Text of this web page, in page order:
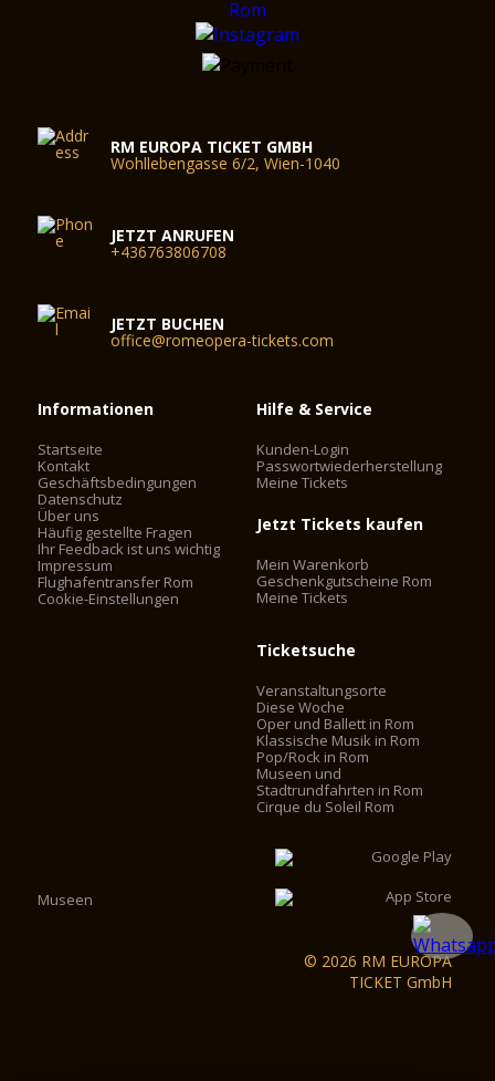
RM EUROPA TICKET GMBH
Wohllebengasse 6/2, Wien-1040
JETZT ANRUFEN
+436763806708
JETZT BUCHEN
office@romeopera-tickets.com
Informationen
Startseite
Kontakt
Geschäftsbedingungen
Datenschutz
Über uns
Häufig gestellte Fragen
Ihr Feedback ist uns wichtig
Impressum
Flughafentransfer Rom
Cookie-Einstellungen
Hilfe & Service
Kunden-Login
Passwortwiederherstellung
Meine Tickets
Jetzt Tickets kaufen
Mein Warenkorb
Geschenkgutscheine Rom
Meine Tickets
Ticketsuche
Veranstaltungsorte
Diese Woche
Oper und Ballett in Rom
Klassische Musik in Rom
Pop/Rock in Rom
Museen und
Stadtrundfahrten in Rom
Cirque du Soleil Rom
Museen
© 2026 RM EUROPA
TICKET GmbH